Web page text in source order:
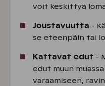
voit keskittyä
Joustavuutta -
se eteenpäin tai
Kattavat edut -
edut muun
varaamiseen,